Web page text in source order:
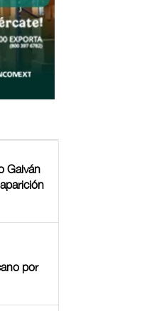
Galván
por